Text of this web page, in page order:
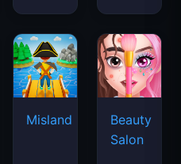
Misland
Beauty
Salon